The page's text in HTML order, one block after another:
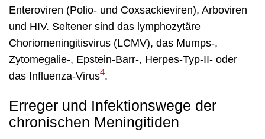
Enteroviren (Polio- und Coxsackieviren), Arboviren
und HIV. Seltener sind das lymphozytäre
Choriomeningitisvirus (LCMV), das Mumps-,
Zytomegalie-, Epstein-Barr-, Herpes-Typ-II- oder
das Influenza-Virus4.
Erreger und Infektionswege der
chronischen Meningitiden